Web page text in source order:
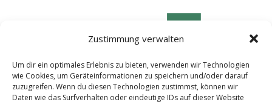
Zustimmung verwalten
Um dir ein optimales Erlebnis zu bieten, verwenden wir Technologien
wie Cookies, um Geräteinformationen zu speichern und/oder darauf
zuzugreifen. Wenn du diesen Technologien zustimmst, können wir
Daten wie das Surfverhalten oder eindeutige IDs auf dieser Website